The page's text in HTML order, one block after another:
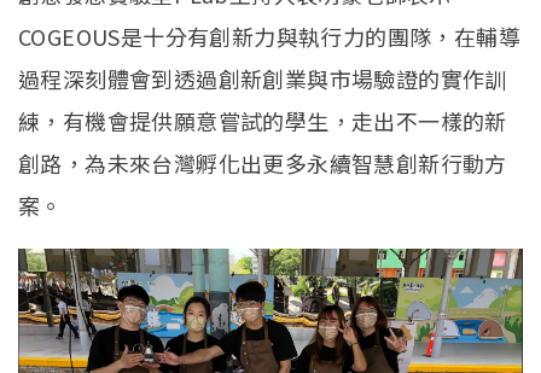
COGEOUS是十分有創新力與執行力的團隊，在輔導
過程深刻體會到透過創新創業與市場驗證的實作訓
練，有機會提供願意嘗試的學生，走出不一樣的新
創路，為未來台灣孵化出更多永續智慧創新行動方
案。